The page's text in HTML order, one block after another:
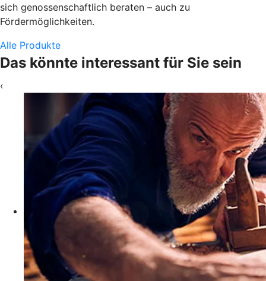
sich genossenschaftlich beraten – auch zu
Fördermöglichkeiten.
Alle Produkte
Das könnte interessant für Sie sein
‹